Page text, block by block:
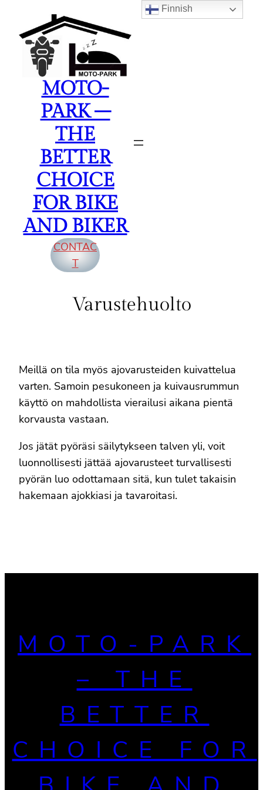
sisältöön
MOTO-
PARK –
THE
BETTER
CHOICE
FOR BIKE
AND BIKER
CONTAC
T
Varustehuolto
Meillä on tila myös ajovarusteiden kuivattelua
varten. Samoin pesukoneen ja kuivausrummun
käyttö on mahdollista vierailusi aikana pientä
korvausta vastaan.
Jos jätät pyöräsi säilytykseen talven yli, voit
luonnollisesti jättää ajovarusteet turvallisesti
pyörän luo odottamaan sitä, kun tulet takaisin
hakemaan ajokkiasi ja tavaroitasi.
MOTO-PARK
– THE
BETTER
CHOICE FOR
Finnish